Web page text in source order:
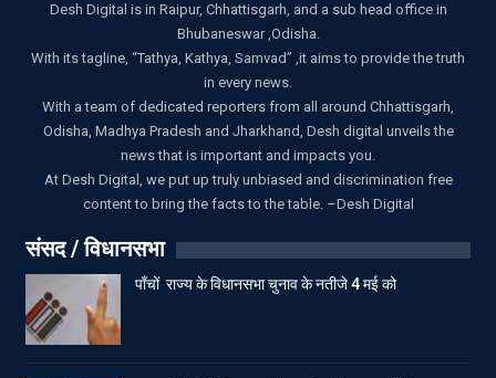
Desh Digital is in Raipur, Chhattisgarh, and a sub head office in
Bhubaneswar ,Odisha.
With its tagline, “Tathya, Kathya, Samvad” ,it aims to provide the truth
in every news.
With a team of dedicated reporters from all around Chhattisgarh,
Odisha, Madhya Pradesh and Jharkhand, Desh digital unveils the
news that is important and impacts you.
At Desh Digital, we put up truly unbiased and discrimination free
content to bring the facts to the table. –Desh Digital
संसद / विधानसभा
पाँचों राज्य के विधानसभा चुनाव के नतीजे 4 मई को